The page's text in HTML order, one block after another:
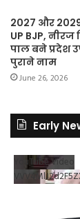
2027 और
UP BJP,
पाल बने प्रदेश
पुराने नाम
June 26, 2026
Early
YouTube Video